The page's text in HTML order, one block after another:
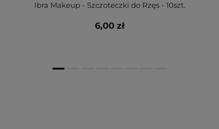
Ibra Makeup - Szczoteczki do Rzęs - 10szt.
6,00 zł